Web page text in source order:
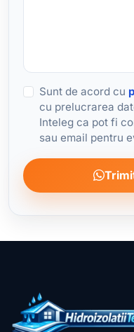
Sunt de acord cu
cu prelucrarea
Inteleg ca pot fi
sau email pentru